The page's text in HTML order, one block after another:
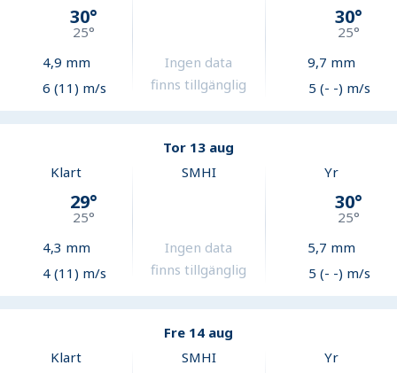
30°
25°
4,9 mm
6 (11) m/s
Ingen data
finns tillgänglig
30°
25°
9,7 mm
5 (- -) m/s
Tor 13 aug
Klart
29°
25°
4,3 mm
4 (11) m/s
SMHI
Ingen data
finns tillgänglig
Yr
30°
25°
5,7 mm
5 (- -) m/s
Fre 14 aug
Klart
SMHI Yr